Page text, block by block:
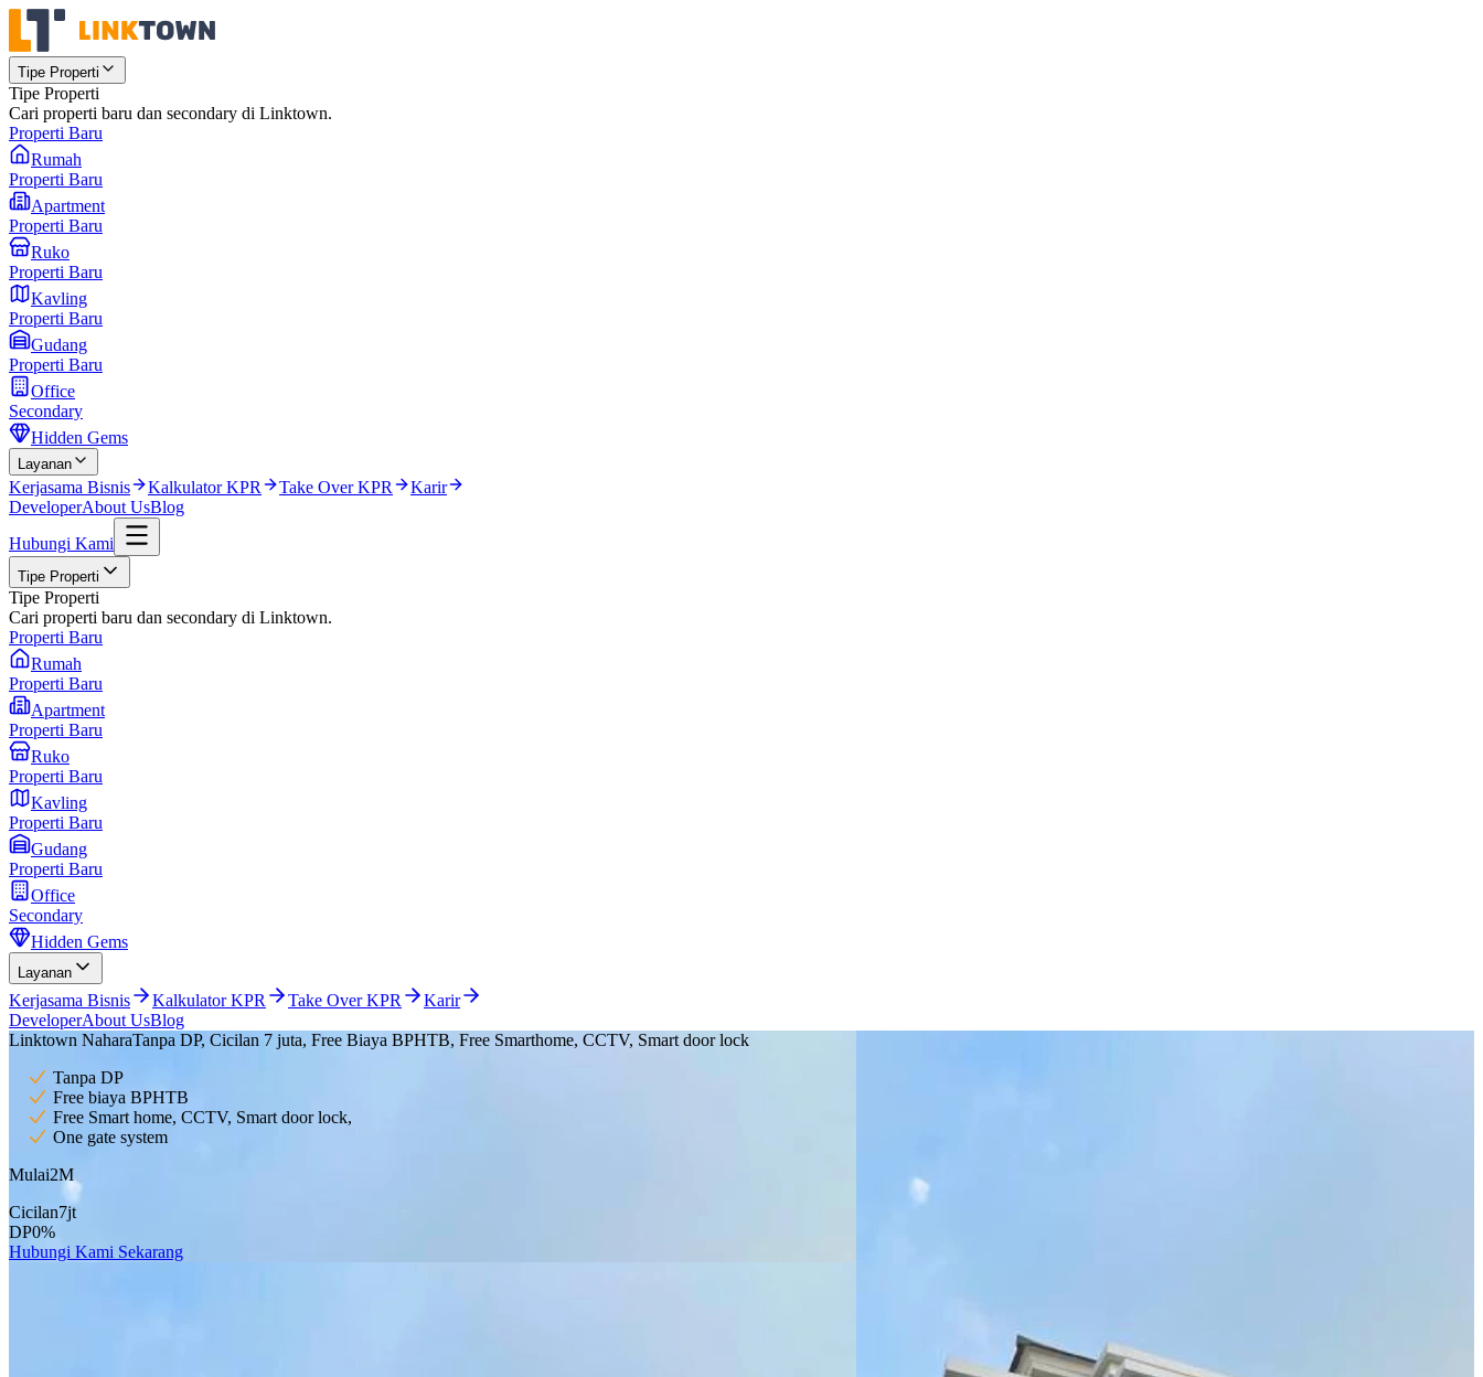
Tipe Properti
Tipe Properti
Cari properti baru dan secondary di Linktown.
Properti Baru
Rumah
Properti Baru
Apartment
Properti Baru
Ruko
Properti Baru
Kavling
Properti Baru
Gudang
Properti Baru
Office
Secondary
Hidden Gems
Layanan
Kerjasama Bisnis Kalkulator KPR Take Over KPR
Karir
DeveloperAbout UsBlog
Hubungi Kami
Tipe Properti
Tipe Properti
Cari properti baru dan secondary di Linktown.
Properti Baru
Rumah
Properti Baru
Apartment
Properti Baru
Ruko
Properti Baru
Kavling
Properti Baru
Gudang
Properti Baru
Office
Secondary
Hidden Gems
Layanan
Kerjasama Bisnis Kalkulator KPR Take Over KPR
Karir
DeveloperAbout UsBlog
Linktown NaharaTanpa DP, Cicilan 7 juta, Free Biaya BPHTB, Free Smarthome, CCTV, Smart door lock
Tanpa DP
Free biaya BPHTB
Free Smart home, CCTV, Smart door lock,
One gate system
Mulai2M
Cicilan7jt
DP0%
Hubungi Kami Sekarang